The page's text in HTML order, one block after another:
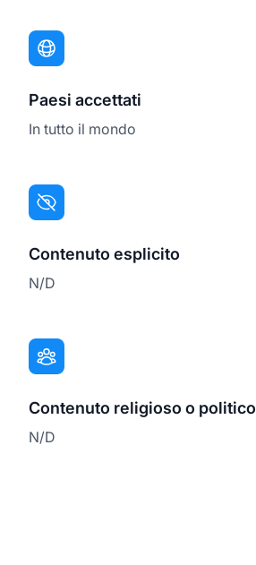
Paesi accettati
In tutto il mondo
Contenuto esplicito
N/D
Contenuto religioso o politico
N/D